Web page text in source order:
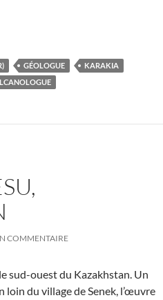
Kazakhstan, altitude : – 132 m !
GÉOLOGUE
KARAKIA
COMMENTAIRE
sud-ouest du Kazakhstan. Un
loin du village de Senek, l’œuvre